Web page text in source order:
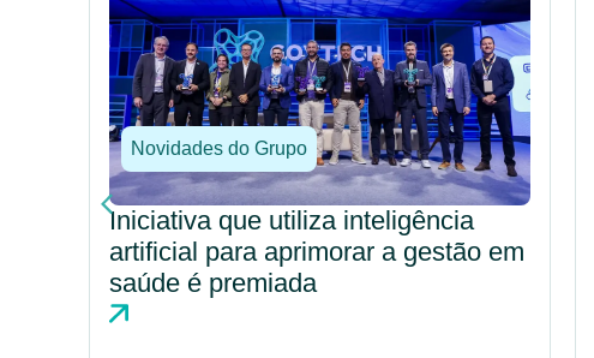
Novidades do Grupo
Valor em saúde avança como
modelo estratégico para eficiência e
qualidade assistencial